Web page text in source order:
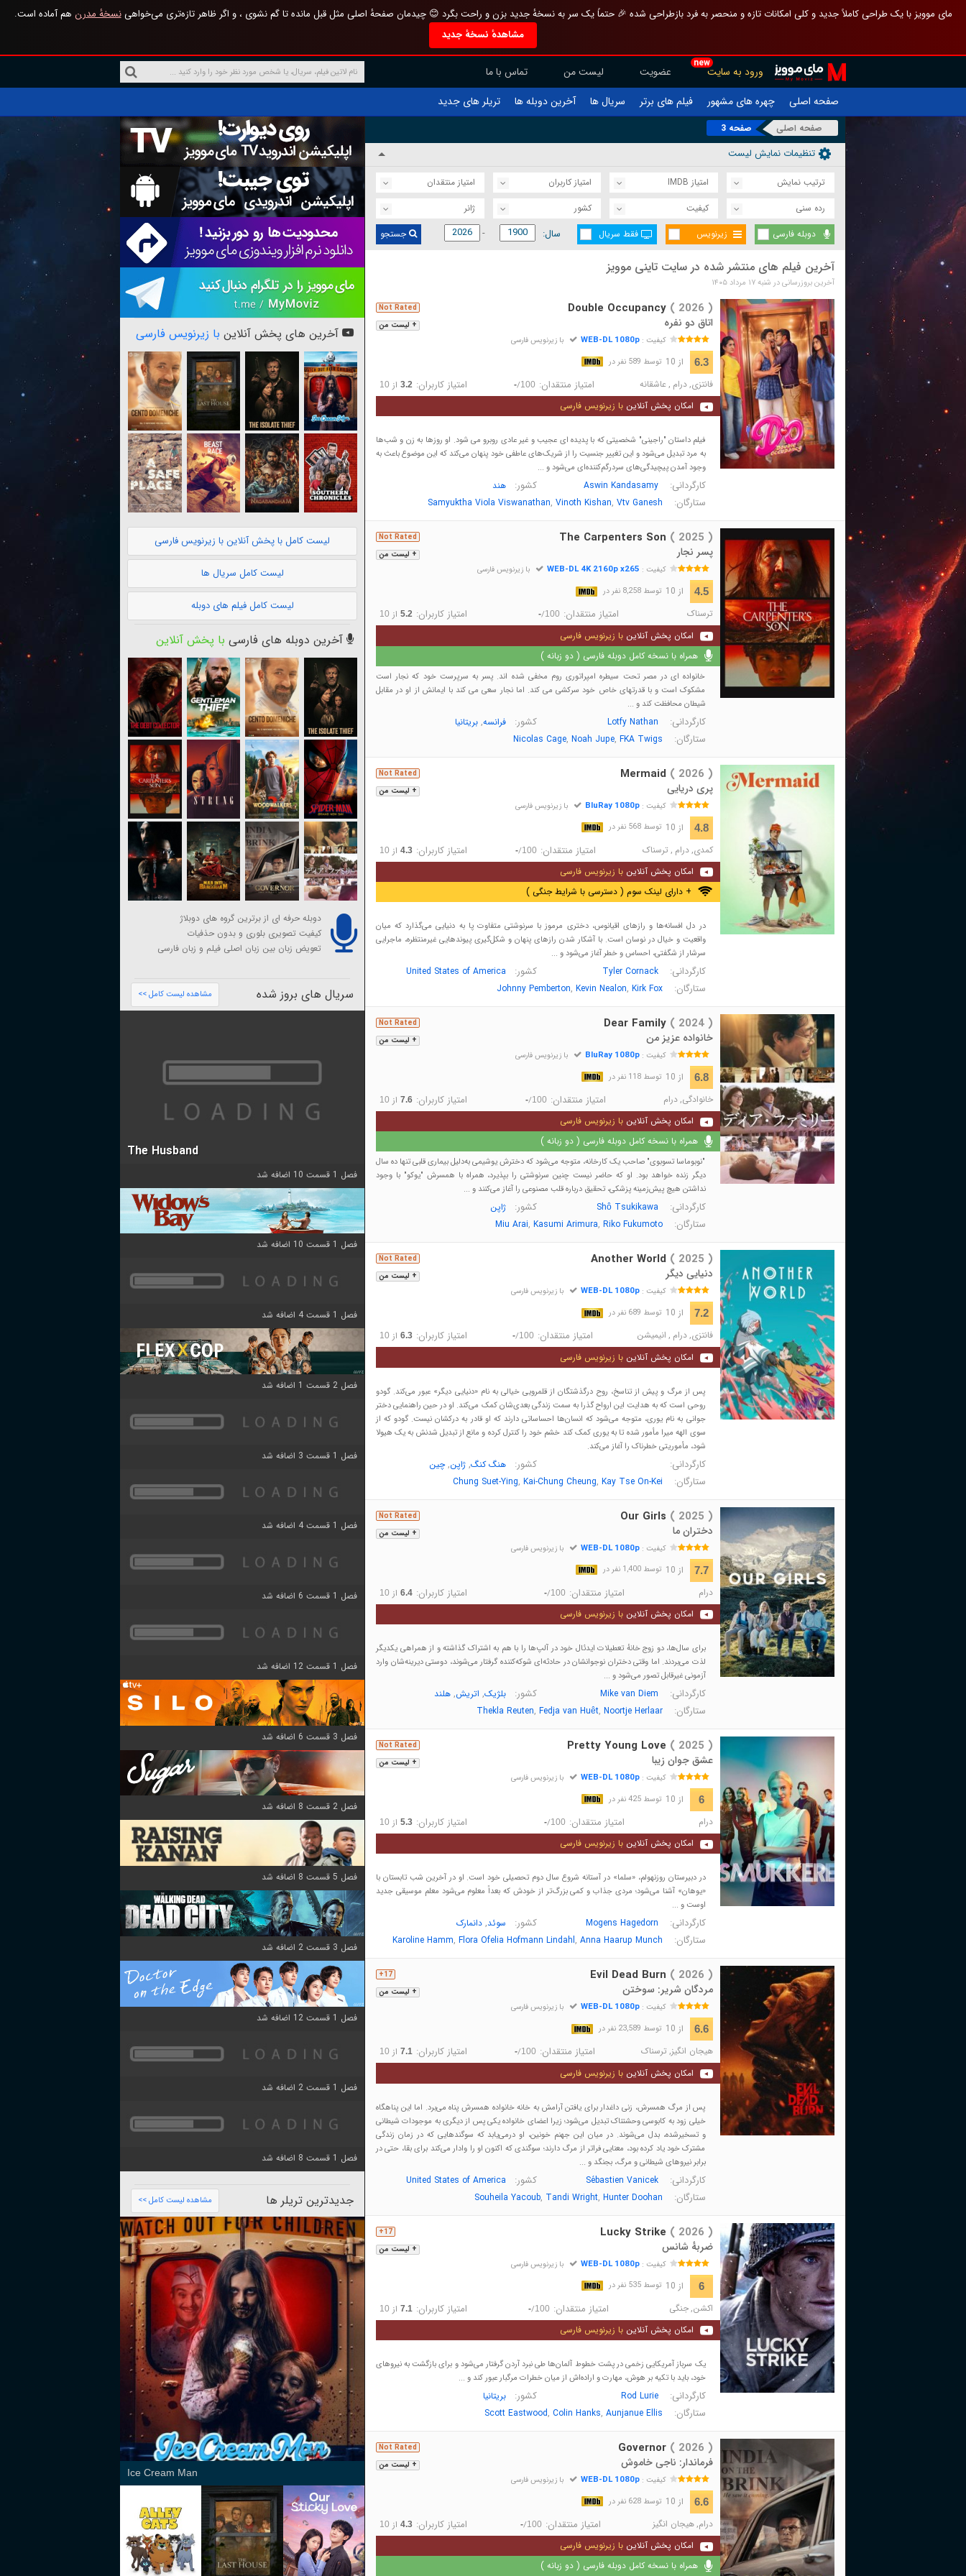
مای موویز با یک طراحی کاملاً جدید و کلی امکانات تازه و منحصر به فرد بازطراحی شده 🎉 حتماً یک سر به نسخهٔ جدید بزن و راحت بگرد 😊 چیدمان صفحهٔ اصلی مثل قبل مانده تا گم نشوی ، و اگر ظاهر تازه‌تری می‌خواهینسخهٔ مدرن هم آماده است.
مشاهدهٔ نسخهٔ جدید
new
ورود به سایت عضویت لیست من
تماس با ما
صفحه اصلی
چهره های مشهور فیلم های برتر سریال ها آخرین دوبله ها تریلر های جدید
صفحه اصلی صفحه 3
تنظیمات نمایش لیست
ترتیب نمایش امتیاز IMDB امتیاز کاربران
امتیاز منتقدان
رده سنی
کیفیت کشور
ژانر
دوبله فارسی
زیرنویس فقط سریال سال: جستجو
آخرین فیلم های منتشر شده در سایت تاینی موویز
آخرین بروزرسانی در شنبه ۱۷ مرداد ۱۴۰۵
+ لیست من
Not Rated Double Occupancy( 2026 )
اتاق دو نفره
کیفیت :WEB-DL 1080p با زیرنویس فارسی
6.3 از 10 توسط 589 نفر در
فانتزی,درام ,عاشقانه امتیاز منتقدان: -/100 امتیاز کاربران: 3.2 از 10
امکان پخش آنلاین با زیرنویس فارسی
فیلم داستان "راجینی" شخصیتی که با پدیده ای عجیب و غیر عادی روبرو می شود. او روزها به زن و شب‌ها
به مرد تبدیل می‌شود و این تغییر جنسیت را از شریک‌های عاطفی خود پنهان می‌کند که این موضوع باعث به
وجود آمدن پیچیدگی‌های سردرگم‌کننده‌ای می‌شود و ...
کارگردانی:Aswin Kandasamy کشور: هند
ستارگان: Samyuktha Viola Viswanathan, Vinoth Kishan, Vtv Ganesh
+ لیست من
Not Rated The Carpenters Son ( 2025 )
پسر نجار
کیفیت : WEB-DL 4K 2160p x265 با زیرنویس فارسی
4.5 از 10 توسط 8,258 نفر در
ترسناک امتیاز منتقدان: -/100 امتیاز کاربران: 5.2 از 10
امکان پخش آنلاین با زیرنویس فارسی
همراه با نسخه کامل دوبله فارسی ( دو زبانه )
خانواده ای در مصر تحت سیطره امپراتوری روم مخفی شده اند. پسر به سرپرست خود که نجار است
مشکوک است و با قدرتهای خاص خود سرکشی می کند. اما نجار سعی می کند با ایمانش از او در مقابل
شیطان محافظت کند و ...
کارگردانی: Lotfy Nathan کشور: فرانسه, بریتانیا
ستارگان: Nicolas Cage, Noah Jupe, FKA Twigs
+ لیست من
Not Rated Mermaid ( 2026 )
پری دریایی
کیفیت :BluRay 1080p با زیرنویس فارسی
4.8 از 10 توسط 568 نفر در
کمدی, درام , ترسناک امتیاز منتقدان: -/100 امتیاز کاربران: 4.3 از 10
امکان پخش آنلاین با زیرنویس فارسی
+ دارای لینک سوم ( دسترسی با شرایط جنگی )
در دل افسانه‌ها و رازهای اقیانوس، دختری مرموز با سرنوشتی متفاوت پا به دنیایی می‌گذارد که میان
واقعیت و خیال در نوسان است. با آشکار شدن رازهای پنهان و شکل‌گیری پیوندهایی غیرمنتظره، ماجرایی
سرشار از شگفتی، احساس و خطر آغاز می‌شود و ...
کارگردانی:Tyler Cornack کشور: United States of America
ستارگان: Johnny Pemberton, Kevin Nealon, Kirk Fox
+ لیست من
Not Rated Dear Family( 2024 )
خانواده عزیز من
کیفیت :BluRay 1080p با زیرنویس فارسی
6.8 از 10 توسط 118 نفر در
خانوادگی,درام امتیاز منتقدان: -/100 امتیاز کاربران: 7.6 از 10
امکان پخش آنلاین با زیرنویس فارسی
همراه با نسخه کامل دوبله فارسی ( دو زبانه )
"نوبوماسا تسوبوی" صاحب یک کارخانه، متوجه می‌شود که دخترش یوشیمی به‌دلیل بیماری قلبی تنها ده سال
دیگر زنده خواهد بود. او که حاضر نیست چنین سرنوشتی را بپذیرد، همراه با همسرش "یوکو" با وجود
نداشتن هیچ پیش‌زمینه پزشکی، تحقیق درباره قلب مصنوعی را آغاز می‌کنند و ...
کارگردانی: Shô Tsukikawa کشور: ژاپن
ستارگان: Miu Arai, Kasumi Arimura, Riko Fukumoto
+ لیست من
Not Rated Another World ( 2025 )
دنیایی دیگر
کیفیت :WEB-DL 1080p با زیرنویس فارسی
7.2 از 10 توسط 689 نفر در
فانتزی,درام , انیمیشن امتیاز منتقدان: -/100 امتیاز کاربران: 6.3 از 10
امکان پخش آنلاین با زیرنویس فارسی
پس از مرگ و پیش از تناسخ، روح درگذشتگان از قلمرویی خیالی به نام «دنیایی دیگر» عبور می‌کند. گودو
روحی است که به هدایت این ارواح گذرا به سمت زندگی بعدی‌شان کمک می‌کند. او در حین راهنمایی دختر
جوانی به نام یوری، متوجه می‌شود که انسان‌ها احساساتی دارند که او قادر به درکشان نیست. گودو که از
سوی الهه میرا مأمور شده تا به یوری کمک کند خشم خود را کنترل کرده و مانع از تبدیل شدنش به یک هیولا
شود، مأموریتی خطرناک را آغاز می‌کند.
کارگردانی: کشور: هنگ کنگ, ژاپن,چین
ستارگان: Chung Suet-Ying, Kai-Chung Cheung, Kay Tse On-Kei
+ لیست من
Not Rated Our Girls ( 2025 )
دختران ما
کیفیت :WEB-DL 1080p با زیرنویس فارسی
7.7 از 10 توسط 1,400 نفر در
درام امتیاز منتقدان: -/100 امتیاز کاربران: 6.4 از 10
امکان پخش آنلاین با زیرنویس فارسی
برای سال‌ها، دو زوج خانهٔ تعطیلات ایدئال خود در آلپ‌ها را با هم به اشتراک گذاشته و از همراهی یکدیگر
لذت می‌بردند. اما وقتی دختران نوجوانشان در حادثه‌ای شوکه‌کننده گرفتار می‌شوند، دوستی دیرینه‌شان وارد
آزمونی غیرقابل تصور می‌شود و ...
کارگردانی: Mike van Diem کشور: بلژیک, اتریش, هلند
ستارگان: Thekla Reuten, Fedja van Huêt, Noortje Herlaar
+ لیست من
Not Rated Pretty Young Love ( 2025 )
عشق جوان زیبا
کیفیت :WEB-DL 1080p با زیرنویس فارسی
6 از 10 توسط 425 نفر در
درام امتیاز منتقدان: -/100 امتیاز کاربران: 5.3 از 10
امکان پخش آنلاین با زیرنویس فارسی
در دبیرستان روزنهولم، «سلما» در آستانه شروع سال دوم تحصیلی خود است. او در آخرین شب تابستان با
«یوهان» آشنا می‌شود؛ مردی جذاب و کمی بزرگ‌تر از خودش که بعداً معلوم می‌شود معلم موسیقی جدید
اوست و ...
کارگردانی: Mogens Hagedorn کشور: سوئد, دانمارک
ستارگان: Karoline Hamm, Flora Ofelia Hofmann Lindahl, Anna Haarup Munch
+ لیست من
17+ Evil Dead Burn ( 2026 )
مردگان شریر: سوختن
کیفیت :WEB-DL 1080p با زیرنویس فارسی
6.6 از 10 توسط 23,589 نفر در
هیجان انگیز, ترسناک امتیاز منتقدان: -/100 امتیاز کاربران: 7.1 از 10
امکان پخش آنلاین با زیرنویس فارسی
پس از مرگ همسرش، زنی داغدار برای یافتن آرامش به خانه خانواده همسرش پناه می‌برد. اما این پناهگاه
خیلی زود به کابوسی وحشتناک تبدیل می‌شود؛ زیرا اعضای خانواده یکی پس از دیگری به موجودات شیطانی
و تسخیرشده، بدل می‌شوند. در میان این جهنم خونین، او درمی‌یابد که سوگندهایی که در زمان زندگی
مشترک خود یاد کرده بود، معنایی فراتر از مرگ دارند؛ سوگندی که اکنون او را وادار می‌کند برای بقا، حتی در
برابر نیروهای شیطانی و مرگ، بجنگد و ...
کارگردانی:Sébastien Vanicek کشور: United States of America
ستارگان: Souheila Yacoub, Tandi Wright, Hunter Doohan
+ لیست من
17+ Lucky Strike ( 2026 )
ضربهٔ شانس
کیفیت :WEB-DL 1080p با زیرنویس فارسی
6 از 10 توسط 535 نفر در
اکشن, جنگی امتیاز منتقدان: -/100 امتیاز کاربران: 7.1 از 10
امکان پخش آنلاین با زیرنویس فارسی
یک سرباز آمریکایی زخمی در پشت خطوط آلمان‌ها طی نبرد آردن گرفتار می‌شود و برای بازگشت به نیروهای
خود، باید با تکیه بر هوش، مهارت و اراده‌اش از میان خطرات مرگبار عبور کند و ...
کارگردانی:Rod Lurie کشور: بریتانیا
ستارگان: Scott Eastwood, Colin Hanks, Aunjanue Ellis
+ لیست من
Not Rated Governor( 2026 )
فرماندار: ناجی خاموش
کیفیت :WEB-DL 1080p با زیرنویس فارسی
6.6 از 10 توسط 628 نفر در
درام,هیجان انگیز امتیاز منتقدان: -/100 امتیاز کاربران: 4.3 از 10
امکان پخش آنلاین با زیرنویس فارسی
همراه با نسخه کامل دوبله فارسی ( دو زبانه )
آخرین های پخش آنلاین با زیرنویس فارسی
لیست کامل با پخش آنلاین با زیرنویس فارسی
لیست کامل سریال ها
لیست کامل فیلم های دوبله
آخرین دوبله های فارسی با پخش آنلاین
دوبله حرفه ای از برترین گروه های دوبلاژ
کیفیت تصویری بلوری و بدون حذفیات
تعویض زبان بین زبان اصلی فیلم و زبان فارسی
سریال های بروز شده مشاهده لیست کامل >>
The Husband
فصل 1 قسمت 10 اضافه شد
فصل 1 قسمت 10 اضافه شد
فصل 1 قسمت 4 اضافه شد
فصل 2 قسمت 1 اضافه شد
فصل 1 قسمت 3 اضافه شد
فصل 1 قسمت 4 اضافه شد
فصل 1 قسمت 6 اضافه شد
فصل 1 قسمت 12 اضافه شد
فصل 3 قسمت 6 اضافه شد
فصل 2 قسمت 8 اضافه شد
فصل 5 قسمت 8 اضافه شد
فصل 3 قسمت 2 اضافه شد
فصل 1 قسمت 12 اضافه شد
فصل 1 قسمت 2 اضافه شد
فصل 1 قسمت 8 اضافه شد
جدیدترین تریلر ها مشاهده لیست کامل >>
Ice Cream Man